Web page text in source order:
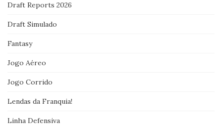
Draft Reports 2026
Draft Simulado
Fantasy
Jogo Aéreo
Jogo Corrido
Lendas da Franquia!
Linha Defensiva